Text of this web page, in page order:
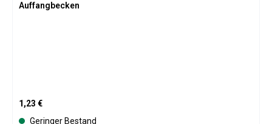
Auffangbecken
Regulärer Preis:
1,23 €
Geringer Bestand